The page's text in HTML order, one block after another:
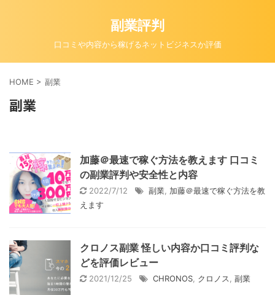
副業評判
口コミや内容から稼げるネットビジネスか評価
HOME > 副業
副業
加藤＠最速で稼ぐ方法を教えます 口コミ
の副業評判や安全性と内容
2022/7/12 副業
加藤＠最速で稼ぐ方法を教
えます
クロノス副業 怪しい内容か口コミ評判な
どを評価レビュー
2021/12/25 CHRONOS クロノス 副業